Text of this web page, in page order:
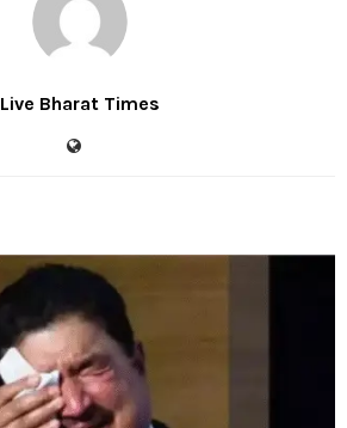
Live Bharat Times